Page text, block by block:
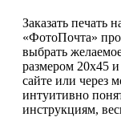
Заказать печать
«ФотоПочта»
выбрать
размером 20х45
сайте или через
интуитивно
инструкциям,